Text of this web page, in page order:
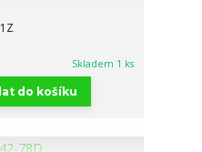
Skladem 1 ks
do košíku